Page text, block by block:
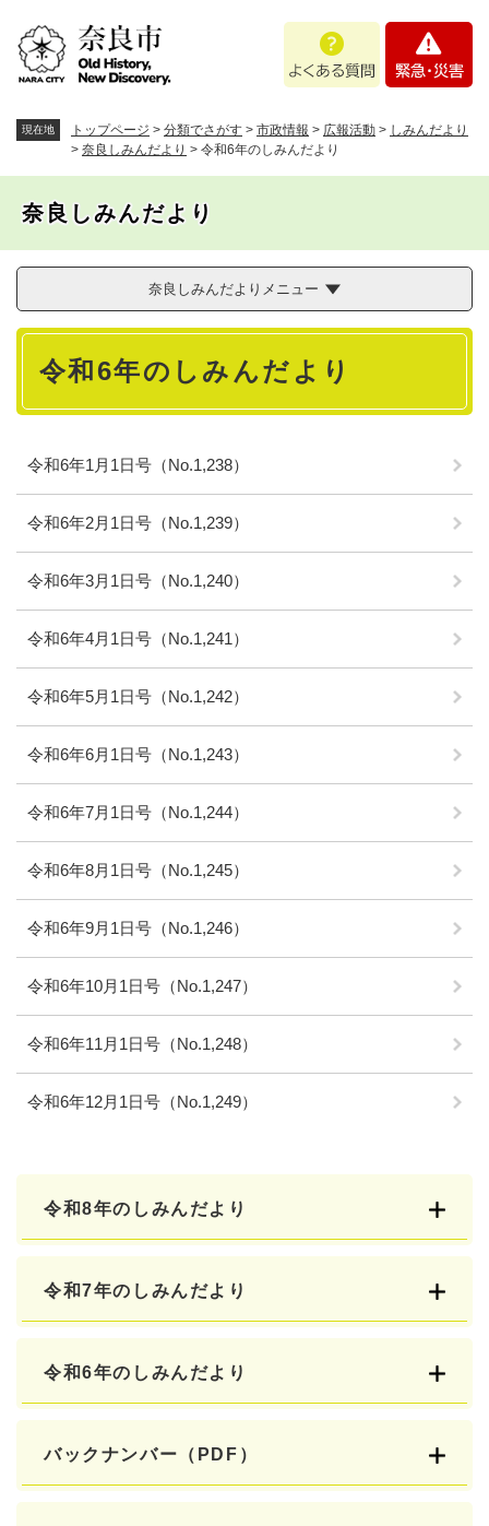
あ
問
・
現在地 トップページ > 分類でさがす > 市政情報 > 広報活動 > しみんだより
> 奈良しみんだより > 令和6年のしみんだより
奈良しみんだより
奈良しみんだよりメニュー
本
令和6年のしみんだより
令和6年1月1日号（No.1,238）
令和6年2月1日号（No.1,239）
令和6年3月1日号（No.1,240）
令和6年4月1日号（No.1,241）
令和6年5月1日号（No.1,242）
令和6年6月1日号（No.1,243）
令和6年7月1日号（No.1,244）
令和6年8月1日号（No.1,245）
令和6年9月1日号（No.1,246）
令和6年10月1日号（No.1,247）
令和6年11月1日号（No.1,248）
令和6年12月1日号（No.1,249）
令和8年のしみんだより
令和7年のしみんだより
令和6年のしみんだより
バックナンバー（PDF）